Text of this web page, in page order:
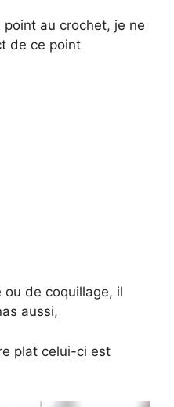
au crochet, je ne
de ce point
ou de coquillage, il
aussi,
plat celui-ci est